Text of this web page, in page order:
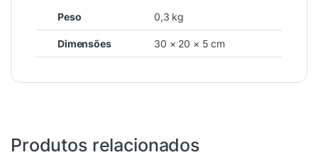
Peso 0,3 kg
Dimensões 30 × 20 × 5 cm
Produtos relacionados